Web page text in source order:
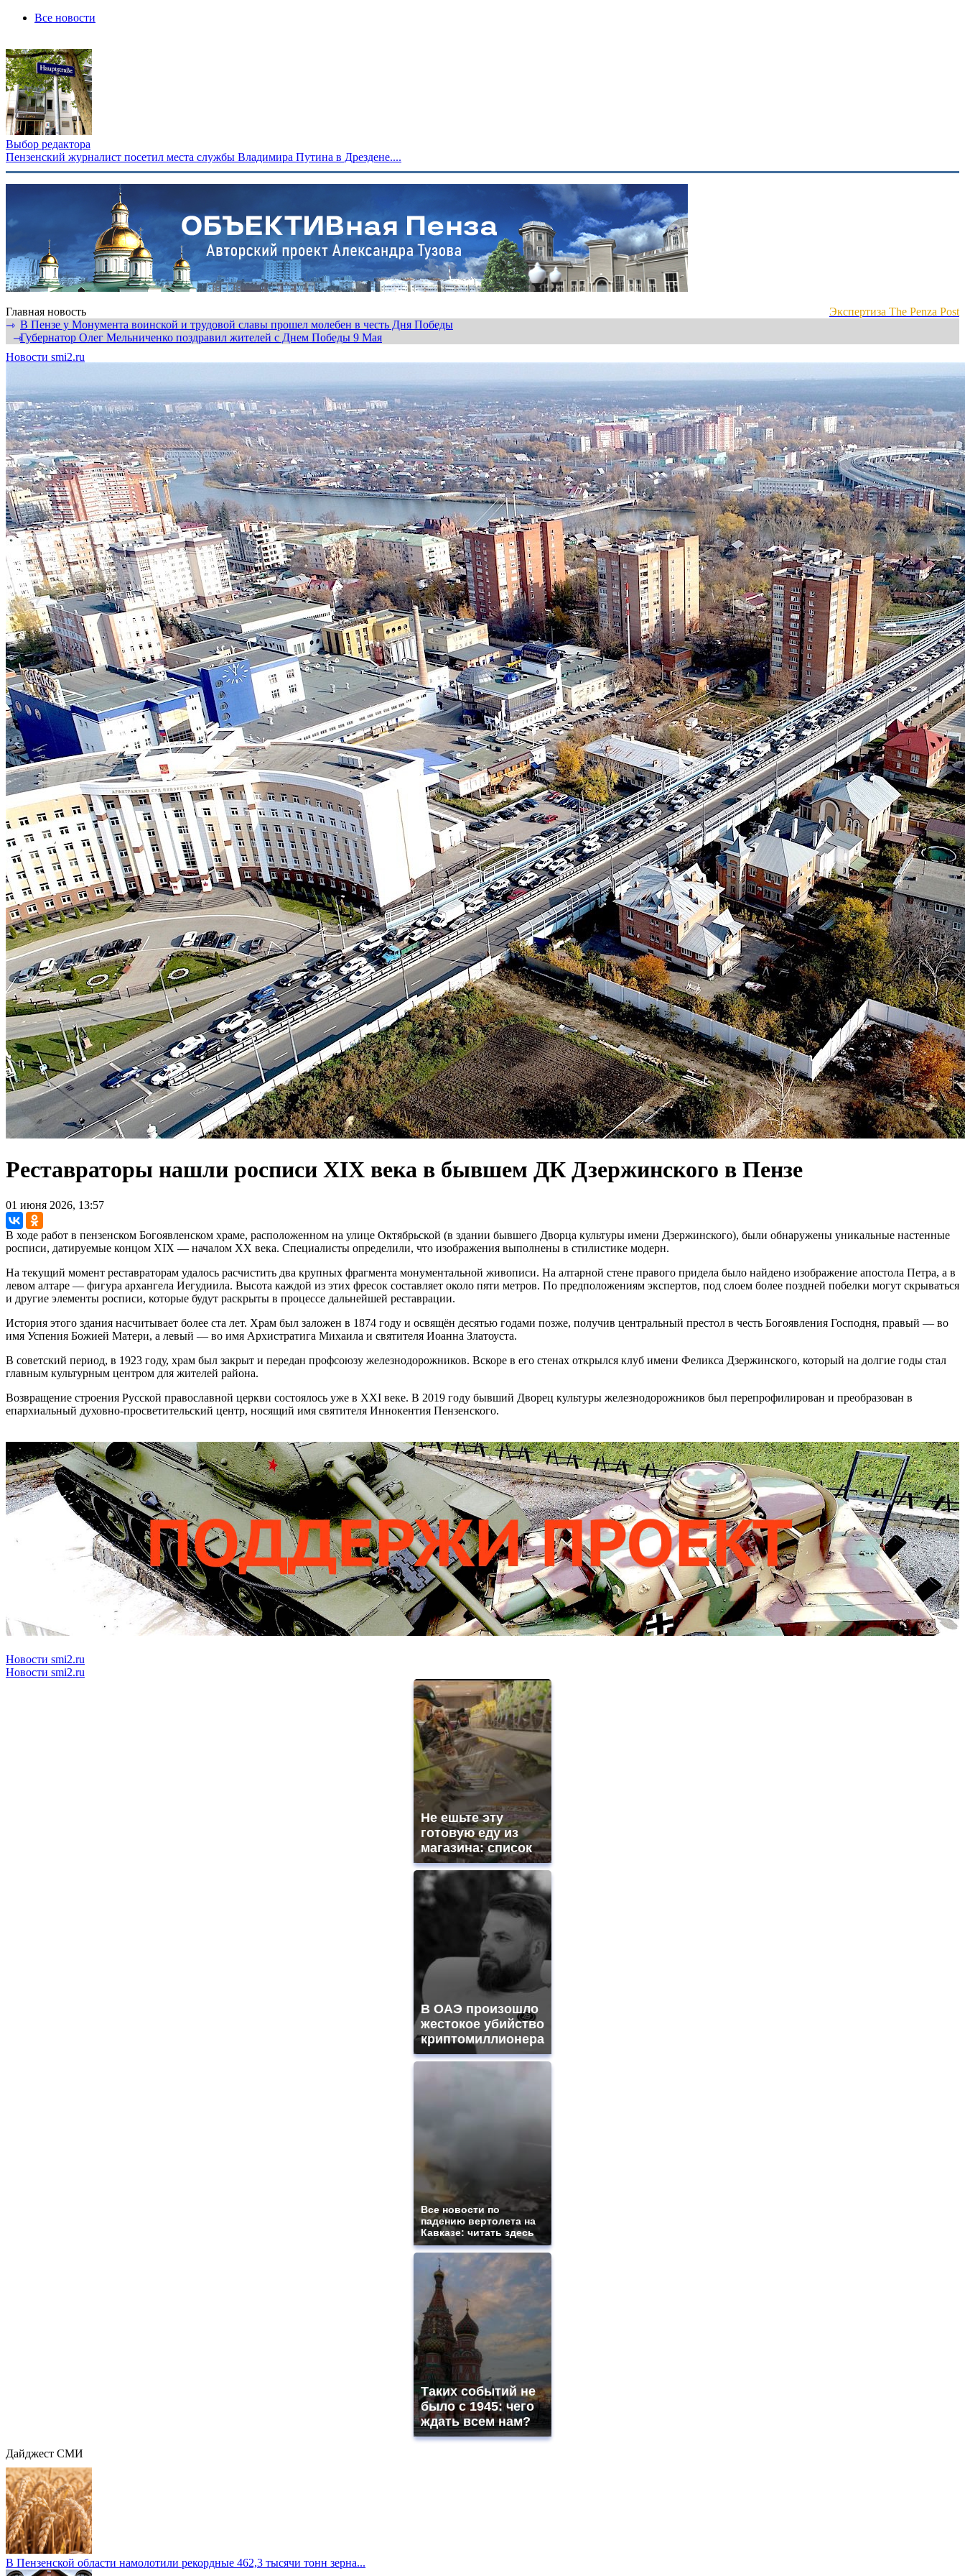
Все новости
Выбор редактора
Пензенский журналист посетил места службы Владимира Путина в Дрездене....
Главная новость
Экспертиза The Penza Post
⇾ В Пензе у Монумента воинской и трудовой славы прошел молебен в честь Дня Победы
⇾Губернатор Олег Мельниченко поздравил жителей с Днем Победы 9 Мая
Новости smi2.ru
Реставраторы нашли росписи XIX века в бывшем ДК Дзержинского в Пензе
01 июня 2026, 13:57
В ходе работ в пензенском Богоявленском храме, расположенном на улице Октябрьской (в здании бывшего Дворца культуры имени Дзержинского), были обнаружены уникальные настенные
росписи, датируемые концом XIX — началом XX века. Специалисты определили, что изображения выполнены в стилистике модерн.
На текущий момент реставраторам удалось расчистить два крупных фрагмента монументальной живописи. На алтарной стене правого придела было найдено изображение апостола Петра, а в
левом алтаре — фигура архангела Иегудиила. Высота каждой из этих фресок составляет около пяти метров. По предположениям экспертов, под слоем более поздней побелки могут скрываться
и другие элементы росписи, которые будут раскрыты в процессе дальнейшей реставрации.
История этого здания насчитывает более ста лет. Храм был заложен в 1874 году и освящён десятью годами позже, получив центральный престол в честь Богоявления Господня, правый — во
имя Успения Божией Матери, а левый — во имя Архистратига Михаила и святителя Иоанна Златоуста.
В советский период, в 1923 году, храм был закрыт и передан профсоюзу железнодорожников. Вскоре в его стенах открылся клуб имени Феликса Дзержинского, который на долгие годы стал
главным культурным центром для жителей района.
Возвращение строения Русской православной церкви состоялось уже в XXI веке. В 2019 году бывший Дворец культуры железнодорожников был перепрофилирован и преобразован в
епархиальный духовно-просветительский центр, носящий имя святителя Иннокентия Пензенского.
Новости smi2.ru
Новости smi2.ru
Не ешьте эту
готовую еду из
магазина: список
В ОАЭ произошло
жестокое убийство
криптомиллионера
Все новости по
падению вертолета на
Кавказе: читать здесь
Таких событий не
было с 1945: чего
ждать всем нам?
Дайджест СМИ
В Пензенской области намолотили рекордные 462,3 тысячи тонн зерна...